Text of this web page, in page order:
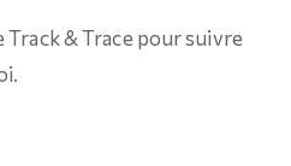
Track & Trace pour suivre